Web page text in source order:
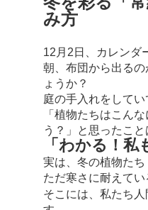
み方
12月2日、カレンダ
朝、布団から出る
ょうか？
庭の手入れをして
「植物たちはこん
う？」と思ったこ
「わかる！
実は、冬の植物た
ただ寒さに耐えて
そこには、私たち